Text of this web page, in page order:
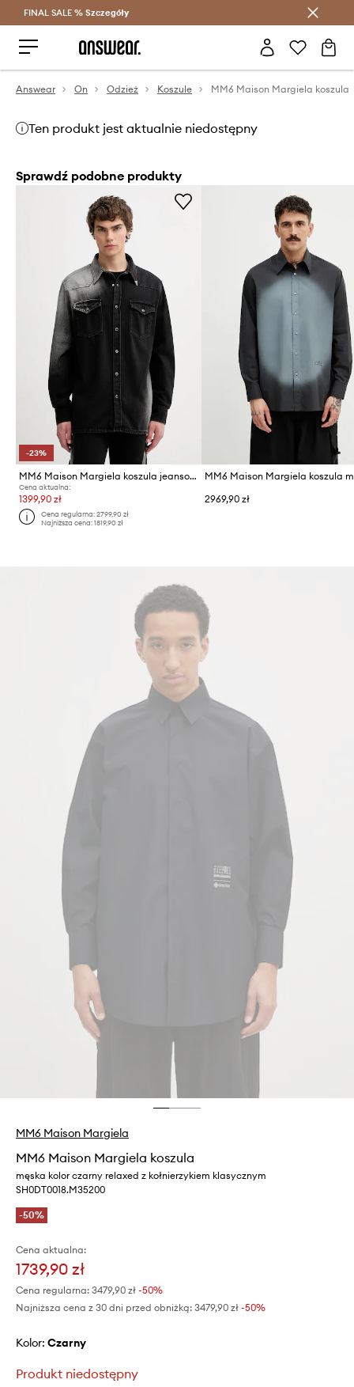
Oszczędzaj z Answear Club >
FINAL SALE % Szczegóły
Answear On Odzież Koszule MM6 Maison Margiela koszula
Ten produkt jest aktualnie niedostępny
Sprawdź podobne produkty
-23%
MM6 Maison Margiela koszula jeansowa
Cena aktualna:
1399,90 zł
Cena regularna:2799,90 zł
Najniższa cena:1819,90 zł
2969,90 zł
MM6 Maison Margiela
MM6 Maison Margiela koszula
męska kolor czarny relaxed z kołnierzykiem klasycznym
SH0DT0018.M35200
-50%
Cena aktualna:
1739,90 zł
Cena regularna: 3479,90 zł -50%
Najniższa cena z 30 dni przed obniżką: 3479,90 zł -50%
Kolor: czarny
Produkt niedostępny